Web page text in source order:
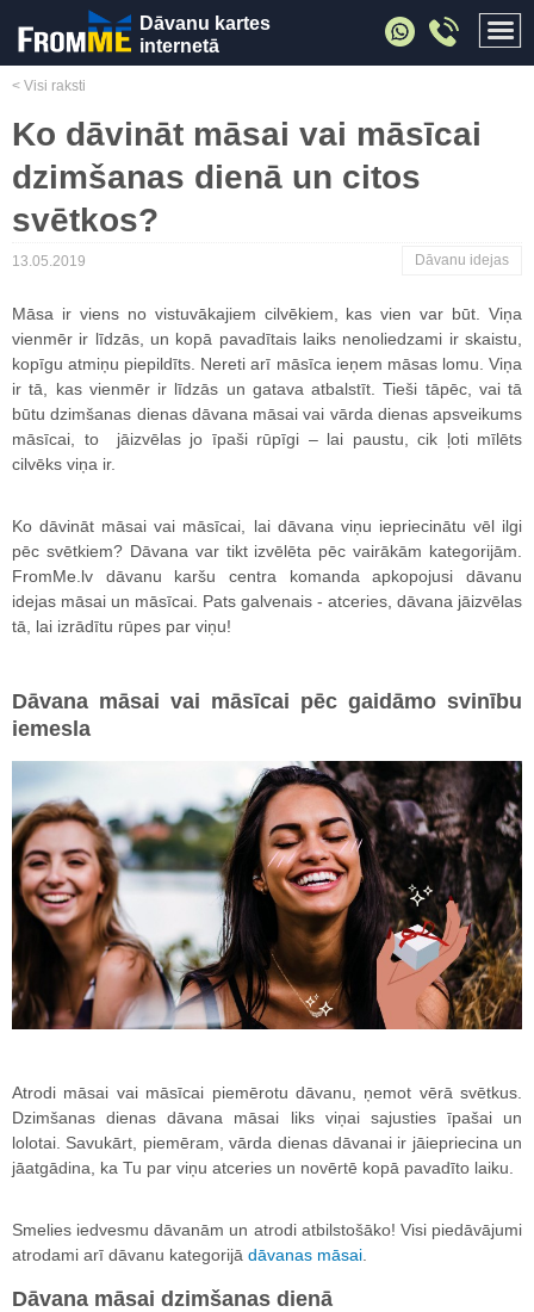
Dāvanu kartes
internetā
< Visi raksti
Ko dāvināt māsai vai māsīcai
dzimšanas dienā un citos
svētkos?
13.05.2019 Dāvanu idejas
Māsa ir viens no vistuvākajiem cilvēkiem, kas vien var būt. Viņa
vienmēr ir līdzās, un kopā pavadītais laiks nenoliedzami ir skaistu,
kopīgu atmiņu piepildīts. Nereti arī māsīca ieņem māsas lomu. Viņa
ir tā, kas vienmēr ir līdzās un gatava atbalstīt. Tieši tāpēc, vai tā
būtu dzimšanas dienas dāvana māsai vai vārda dienas apsveikums
māsīcai, to jāizvēlas jo īpaši rūpīgi – lai paustu, cik ļoti mīlēts
cilvēks viņa ir.
Ko dāvināt māsai vai māsīcai, lai dāvana viņu iepriecinātu vēl ilgi
pēc svētkiem? Dāvana var tikt izvēlēta pēc vairākām kategorijām.
FromMe.lv dāvanu karšu centra komanda apkopojusi dāvanu
idejas māsai un māsīcai. Pats galvenais - atceries, dāvana jāizvēlas
tā, lai izrādītu rūpes par viņu!
Dāvana māsai vai māsīcai pēc gaidāmo svinību
iemesla
Atrodi māsai vai māsīcai piemērotu dāvanu, ņemot vērā svētkus.
Dzimšanas dienas dāvana māsai liks viņai sajusties īpašai un
lolotai. Savukārt, piemēram, vārda dienas dāvanai ir jāiepriecina un
jāatgādina, ka Tu par viņu atceries un novērtē kopā pavadīto laiku.
Smelies iedvesmu dāvanām un atrodi atbilstošāko! Visi piedāvājumi
atrodami arī dāvanu kategorijā dāvanas māsai
Dāvana māsai dzimšanas dienā